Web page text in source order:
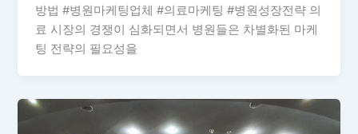
방법 #병원마케팅업체 #의료마케팅 #병원성장전략 의
료 시장의 경쟁이 심화되면서 병원들은 차별화된 마케
팅 전략의 필요성을